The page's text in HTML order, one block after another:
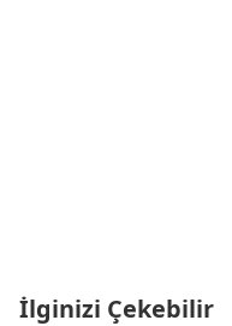
İlginizi Çekebilir